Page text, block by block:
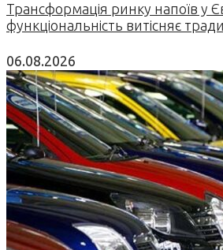
Трансформація ринку напоїв у
функціональність витісняє
06.08.2026